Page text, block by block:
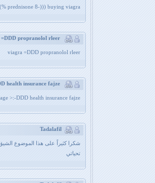
prednisone 8-))) buying viagra %)
viagra =DDD propranolol rleer
>:-DDD health insurance fajze
شكرا كثيراً على هذا الموضوع
تحياتي